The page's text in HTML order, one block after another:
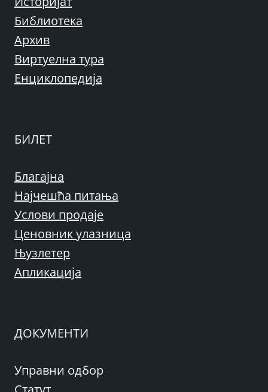
Библиотека
Архив
Виртуелна тура
Енциклопедија
БИЛЕТ
Благајна
Најчешћа питања
Услови продаје
Ценовник улазница
Њузлетер
Апликација
ДОКУМЕНТИ
Управни одбор